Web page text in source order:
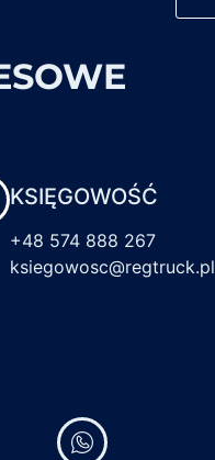
KSIĘGOWOŚĆ
+48 574 888 267
ksiegowosc@regtruck.pl